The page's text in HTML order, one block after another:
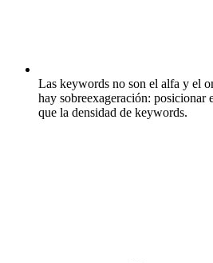
Las keywords no son el alfa y el
hay sobreexageración: posicionar
que la densidad de keywords.